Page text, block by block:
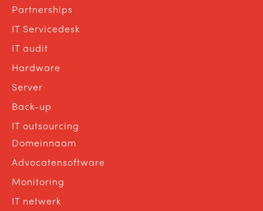
Partnerships
IT Servicedesk
IT audit
Hardware
Server
Back-up
IT outsourcing
Domeinnaam
Advocatensoftware
Monitoring
IT netwerk